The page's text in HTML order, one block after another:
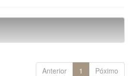
Anterior 1 Póximo